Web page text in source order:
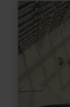
en
savoir
plus
sur
:
Musée
Mudam